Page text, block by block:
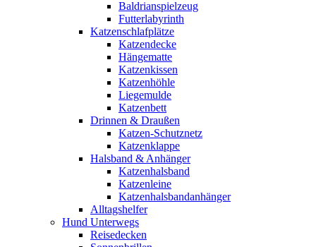
Baldrianspielzeug
Futterlabyrinth
Katzenschlafplätze
Katzendecke
Hängematte
Katzenkissen
Katzenhöhle
Liegemulde
Katzenbett
Drinnen & Draußen
Katzen-Schutznetz
Katzenklappe
Halsband & Anhänger
Katzenhalsband
Katzenleine
Katzenhalsbandanhänger
Alltagshelfer
Hund Unterwegs
Reisedecken